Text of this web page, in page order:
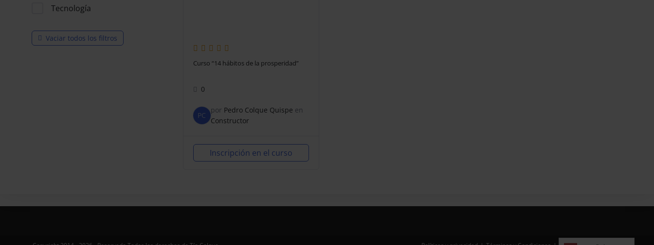
Tecnología
Vaciar todos los filtros
Curso “14 hábitos de la prosperidad”
0
PC
por Pedro Colque Quispe en
Constructor
Inscripción en el curso